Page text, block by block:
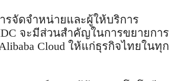
จัดจำหน่ายและผู้ให้บริการ
IDC จะมีส่วนสำคัญในการขยายการ
Cloud ให้แก่ธุรกิจไทยในทุก